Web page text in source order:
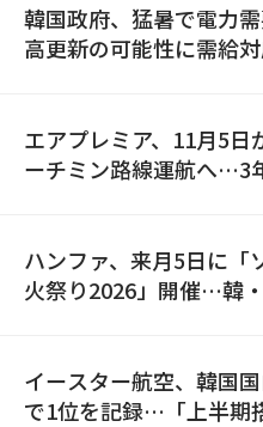
韓国政府、猛暑で電力
高更新の可能性に需給
エアプレミア、11月5日
ーチミン路線運航へ…3
ハンファ、来月5日に「
火祭り2026」開催…韓
イースター航空、韓国
で1位を記録…「上半期